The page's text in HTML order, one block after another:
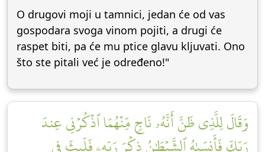
O drugovi moji u tamnici, jedan će od vas
gospodara svoga vinom pojiti, a drugi će
raspet biti, pa će mu ptice glavu kljuvati. Ono
što ste pitali već je određeno!"
وَقَالَ لِلَّذِي ظَنَّ أَنَّهُۥ نَاجٖ مِّنۡهُمَا ٱذۡكُرۡنِي عِندَ
رَبِّكَ فَأَنسَىٰهُ ٱلشَّيۡطَٰنُ ذِكۡرَ رَبِّهِۦ فَلَبِثَ فِي